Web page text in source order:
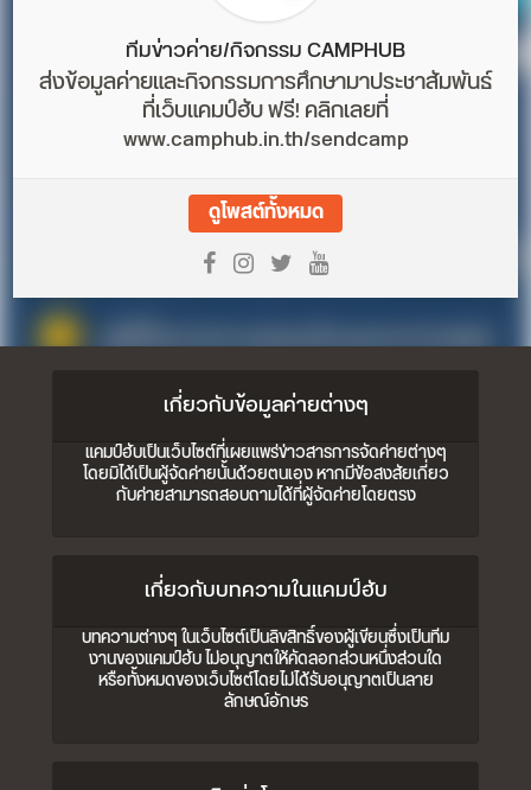
ทีมข่าวค่าย/กิจกรรม CAMPHUB
ส่งข้อมูลค่ายและกิจกรรมการศึกษามาประชาสัมพันธ์
ที่เว็บแคมป์ฮับ ฟรี! คลิกเลยที่
www.camphub.in.th/sendcamp
ดูโพสต์ทั้งหมด
เกี่ยวกับข้อมูลค่ายต่างๆ
แคมป์ฮับเป็นเว็บไซต์ที่เผยแพร่ข่าวสารการจัดค่ายต่างๆ
โดยมิได้เป็นผู้จัดค่ายนั้นด้วยตนเอง หากมีข้อสงสัยเกี่ยว
กับค่ายสามารถสอบถามได้ที่ผู้จัดค่ายโดยตรง
เกี่ยวกับบทความในแคมป์ฮับ
บทความต่างๆ ในเว็บไซต์เป็นลิขสิทธิ์ของผู้เขียนซึ่งเป็นทีม
งานของแคมป์ฮับ ไม่อนุญาตให้คัดลอกส่วนหนึ่งส่วนใด
หรือทั้งหมดของเว็บไซต์โดยไม่ได้รับอนุญาตเป็นลาย
ลักษณ์อักษร